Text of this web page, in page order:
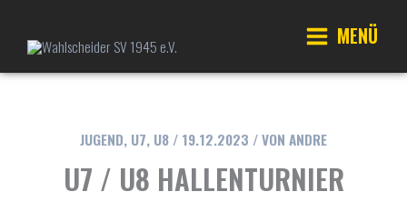
springen
Main
MENÜ
JUGEND, U7, U8 / 19.12.2023 / VON ANDRE
U7 / U8 HALLENTURNIER